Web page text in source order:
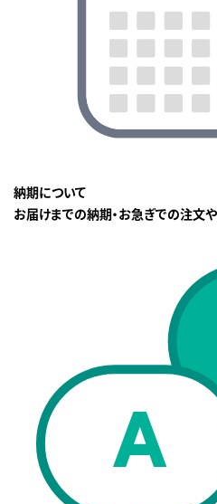
納期について
お届けまでの納期・お急ぎでの注文